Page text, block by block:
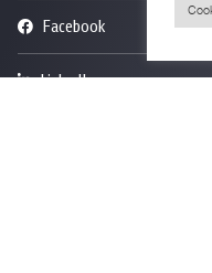
Facebook
LinkedIn